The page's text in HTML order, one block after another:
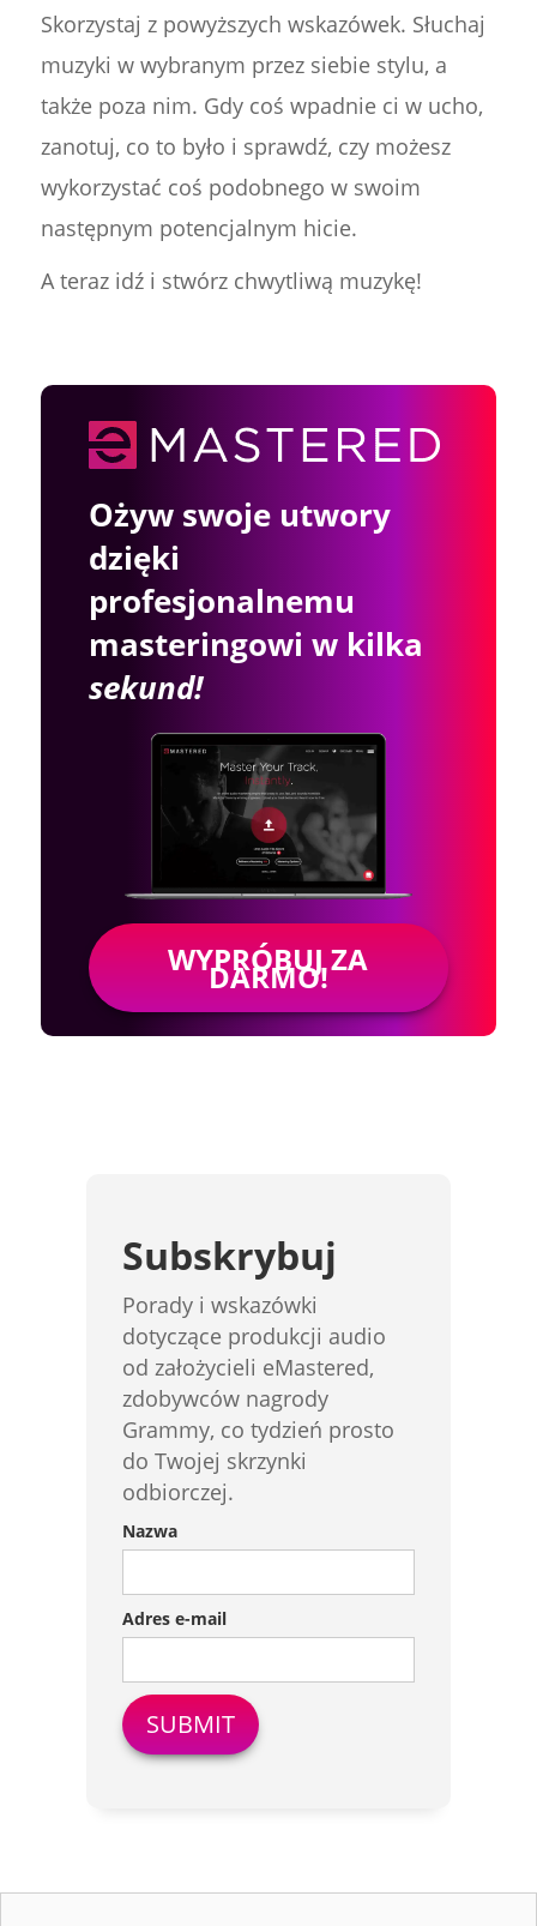
Skorzystaj z powyższych wskazówek. Słuchaj
muzyki w wybranym przez siebie stylu, a
także poza nim. Gdy coś wpadnie ci w ucho,
zanotuj, co to było i sprawdź, czy możesz
wykorzystać coś podobnego w swoim
następnym potencjalnym hicie.
A teraz idź i stwórz chwytliwą muzykę!
Ożyw swoje utwory
dzięki
profesjonalnemu
masteringowi w kilka
sekund!
WYPRÓBUJ ZA
DARMO!
Subskrybuj
Porady i wskazówki
dotyczące produkcji audio
od założycieli eMastered,
zdobywców nagrody
Grammy, co tydzień prosto
do Twojej skrzynki
odbiorczej.
Nazwa
Adres e-mail